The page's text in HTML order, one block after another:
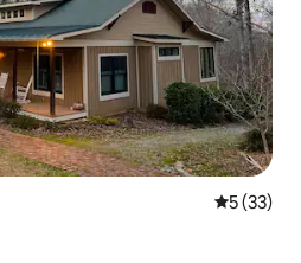
5 (33)